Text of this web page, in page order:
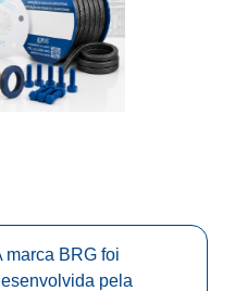
marca BRG foi
pela